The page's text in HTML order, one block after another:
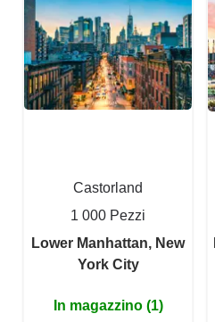
Castorland
1 000 Pezzi
Lower Manhattan, New
York City
In magazzino (1)